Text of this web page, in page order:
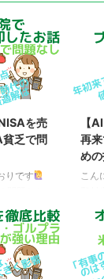
を売
乏で問
りです
まいました
炎を発症
発生）し、
安静のた
をしてい
【
再
め
こん
半
在
不
株
もAI